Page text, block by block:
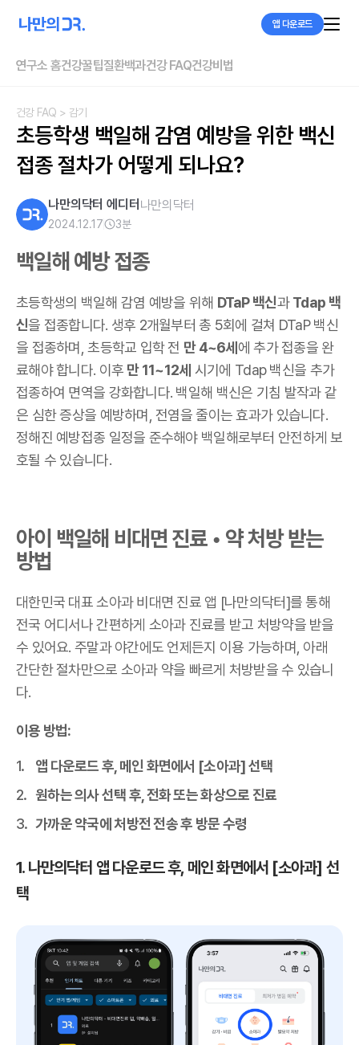
앱 다운로드
연구소 홈건강꿀팁질환백과건강 FAQ건강비법
건강 FAQ > 감기
초등학생 백일해 감염 예방을 위한 백신
접종 절차가 어떻게 되나요?
나만의닥터 에디터 나만의닥터
2024.12.17 3분
백일해 예방 접종
초등학생의 백일해 감염 예방을 위해 DTaP 백신과Tdap 백
신을 접종합니다. 생후 2개월부터 총 5회에 걸쳐 DTaP 백신
을 접종하며, 초등학교 입학 전 만 4~6세에 추가 접종을 완
료해야 합니다. 이후 만 11~12세 시기에 Tdap 백신을 추가
접종하여 면역을 강화합니다. 백일해 백신은 기침 발작과 같
은 심한 증상을 예방하며, 전염을 줄이는 효과가 있습니다.
정해진 예방접종 일정을 준수해야 백일해로부터 안전하게 보
호될 수 있습니다.
아이 백일해 비대면 진료 • 약 처방 받는
방법
대한민국 대표 소아과 비대면 진료 앱 [나만의닥터]를 통해
전국 어디서나 간편하게 소아과 진료를 받고 처방약을 받을
수 있어요. 주말과 야간에도 언제든지 이용 가능하며, 아래
간단한 절차만으로 소아과 약을 빠르게 처방받을 수 있습니
다.
이용 방법:
앱 다운로드 후, 메인 화면에서 [소아과] 선택
원하는 의사 선택 후, 전화 또는 화상으로 진료
가까운 약국에 처방전 전송 후 방문 수령
1. 나만의닥터 앱 다운로드 후, 메인 화면에서 [소아과] 선
택